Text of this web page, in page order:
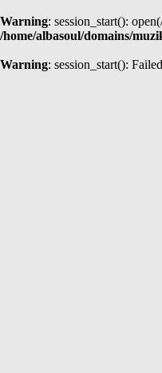
Warning: session_start():
/home/albasoul/domains/
Warning: session_start():